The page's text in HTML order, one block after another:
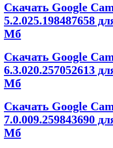
Скачать Google
5.2.025.198487658
Мб
Скачать Google
6.3.020.257052613
Мб
Скачать Google
7.0.009.259843690
Мб